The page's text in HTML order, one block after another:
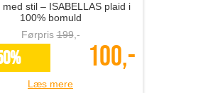
med stil – ISABELLAS plaid i
100% bomuld
Førpris199,-
100,-
Læs mere